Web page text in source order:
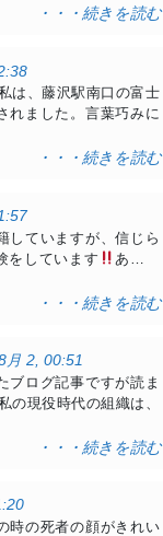
・・・続きを読む
は、藤沢駅南口の富士
れました。言葉巧みに
・・・続きを読む
していますが、信じら
をしています
ある日
・・・続きを読む
月 2, 00:51
ブログ記事ですが読ま
の現役時代の組織は、
・・・続きを読む
時の死者の顔がきれい